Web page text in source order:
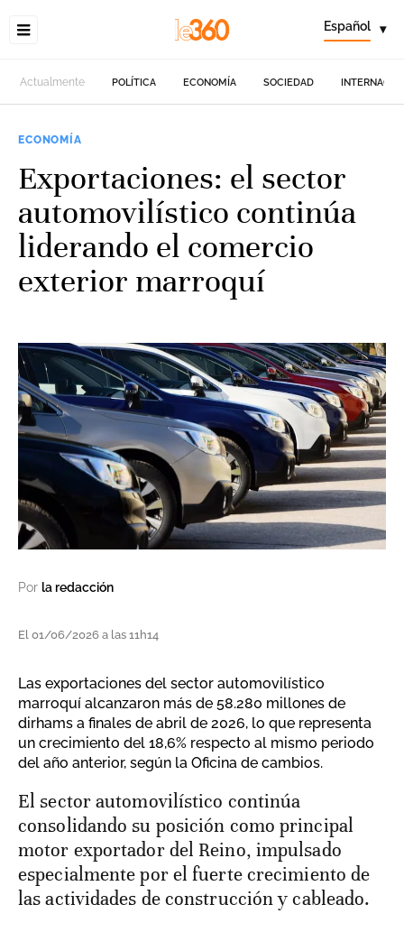
Español ▾
Actualmente POLÍTICA ECONOMÍA SOCIEDAD
ECONOMÍA
Exportaciones: el sector
automovilístico continúa
liderando el comercio
exterior marroquí
Por la redacción
El 01/06/2026 a las 11h14
Las exportaciones del sector automovilístico
marroquí alcanzaron más de 58.280 millones de
dirhams a finales de abril de 2026, lo que representa
un crecimiento del 18,6% respecto al mismo periodo
del año anterior, según la Oficina de cambios.
El sector automovilístico continúa
consolidando su posición como principal
motor exportador del Reino, impulsado
especialmente por el fuerte crecimiento de
las actividades de construcción y cableado.